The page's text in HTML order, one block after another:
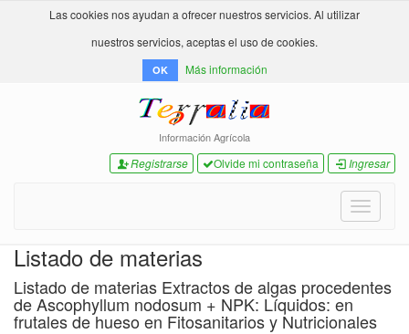
Las cookies nos ayudan a ofrecer nuestros servicios. Al utilizar
nuestros servicios, aceptas el uso de cookies.
OK Más información
Información Agrícola
Registrarse Olvide mi contraseña Ingresar
Toggle
Listado de materias
Listado de materias Extractos de algas procedentes
de Ascophyllum nodosum + NPK: Líquidos: en
frutales de hueso en Fitosanitarios y Nutricionales